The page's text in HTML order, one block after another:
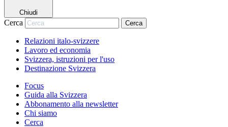
Chiudi
Cerca Cerca
Relazioni italo-svizzere
Lavoro ed economia
Svizzera, istruzioni per l'uso
Destinazione Svizzera
Focus
Guida alla Svizzera
Abbonamento alla newsletter
Chi siamo
Cerca